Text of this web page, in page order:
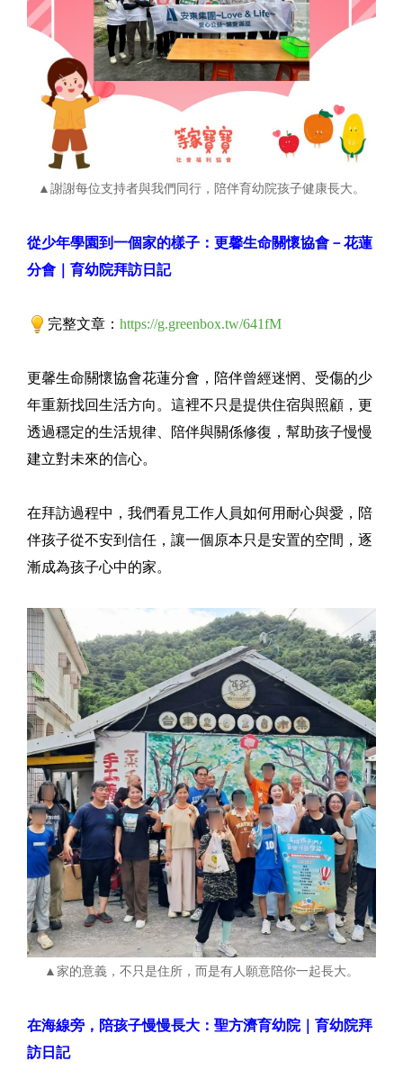
▲謝謝每位支持者與我們同行，陪伴育幼院孩子健康長大。
從少年學園到一個家的樣子：更馨生命關懷協會－花蓮
分會｜育幼院拜訪日記
完整文章： https://g.greenbox.tw/641fM
更馨生命關懷協會花蓮分會，陪伴曾經迷惘、受傷的少
年重新找回生活方向。這裡不只是提供住宿與照顧，更
透過穩定的生活規律、陪伴與關係修復，幫助孩子慢慢
建立對未來的信心。
在拜訪過程中，我們看見工作人員如何用耐心與愛，陪
伴孩子從不安到信任，讓一個原本只是安置的空間，逐
漸成為孩子心中的家。
▲家的意義，不只是住所，而是有人願意陪你一起長大。
在海線旁，陪孩子慢慢長大：聖方濟育幼院｜育幼院拜
訪日記